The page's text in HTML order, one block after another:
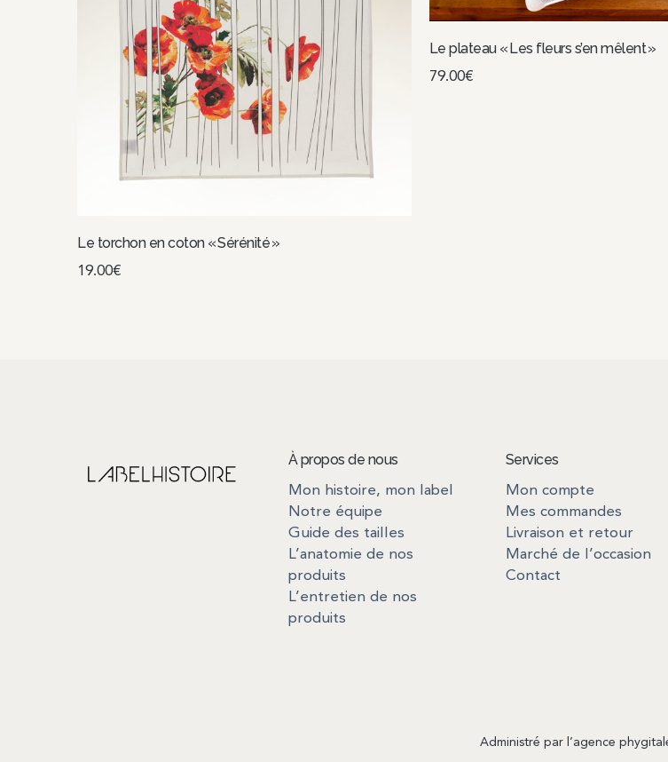
Le torchon en coton « Sérénité »
19.00€
Le plateau « Les fleurs s’en mêlent »
79.00€
À propos de nous
Mon histoire, mon label
Notre équipe
Guide des tailles
L’anatomie de nos
produits
L’entretien de nos
produits
Services
Mon compte
Mes commandes
Livraison et retour
Marché de l’occasion
Contact
Administré par l’agence